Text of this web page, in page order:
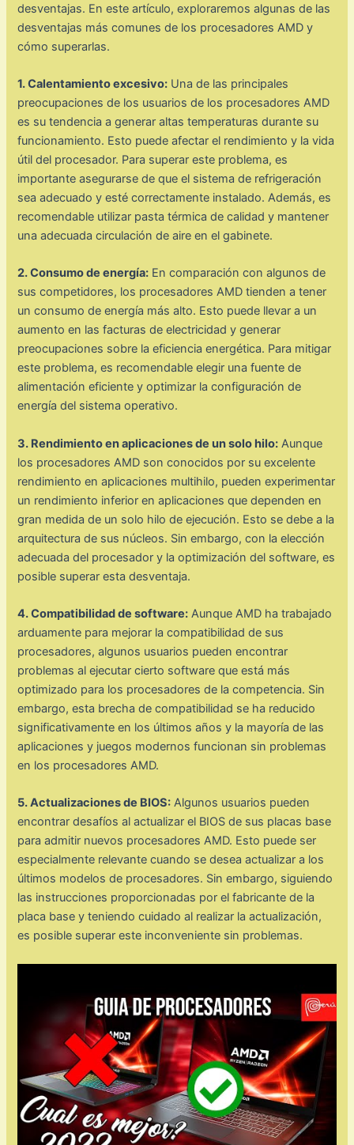
desventajas. En este artículo, exploraremos algunas de las
desventajas más comunes de los procesadores AMD y
cómo superarlas.
1. Calentamiento excesivo: Una de las principales
preocupaciones de los usuarios de los procesadores AMD
es su tendencia a generar altas temperaturas durante su
funcionamiento. Esto puede afectar el rendimiento y la vida
útil del procesador. Para superar este problema, es
importante asegurarse de que el sistema de refrigeración
sea adecuado y esté correctamente instalado. Además, es
recomendable utilizar pasta térmica de calidad y mantener
una adecuada circulación de aire en el gabinete.
2. Consumo de energía: En comparación con algunos de
sus competidores, los procesadores AMD tienden a tener
un consumo de energía más alto. Esto puede llevar a un
aumento en las facturas de electricidad y generar
preocupaciones sobre la eficiencia energética. Para mitigar
este problema, es recomendable elegir una fuente de
alimentación eficiente y optimizar la configuración de
energía del sistema operativo.
3. Rendimiento en aplicaciones de un solo hilo: Aunque
los procesadores AMD son conocidos por su excelente
rendimiento en aplicaciones multihilo, pueden experimentar
un rendimiento inferior en aplicaciones que dependen en
gran medida de un solo hilo de ejecución. Esto se debe a la
arquitectura de sus núcleos. Sin embargo, con la elección
adecuada del procesador y la optimización del software, es
posible superar esta desventaja.
4. Compatibilidad de software: Aunque AMD ha trabajado
arduamente para mejorar la compatibilidad de sus
procesadores, algunos usuarios pueden encontrar
problemas al ejecutar cierto software que está más
optimizado para los procesadores de la competencia. Sin
embargo, esta brecha de compatibilidad se ha reducido
significativamente en los últimos años y la mayoría de las
aplicaciones y juegos modernos funcionan sin problemas
en los procesadores AMD.
5. Actualizaciones de BIOS: Algunos usuarios pueden
encontrar desafíos al actualizar el BIOS de sus placas base
para admitir nuevos procesadores AMD. Esto puede ser
especialmente relevante cuando se desea actualizar a los
últimos modelos de procesadores. Sin embargo, siguiendo
las instrucciones proporcionadas por el fabricante de la
placa base y teniendo cuidado al realizar la actualización,
es posible superar este inconveniente sin problemas.